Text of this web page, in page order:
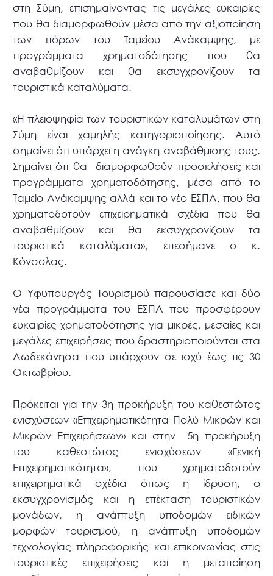
στη Σύμη, επισημαίνοντας τις μεγάλες ευκαιρίες
που θα διαμορφωθούν μέσα από την αξιοποίηση
των πόρων του Ταμείου Ανάκαμψης, με
προγράμματα χρηματοδότησης που θα
αναβαθμίζουν και θα εκσυγχρονίζουν τα
τουριστικά καταλύματα.
«Η πλειοψηφία των τουριστικών καταλυμάτων στη
Σύμη είναι χαμηλής κατηγοριοποίησης. Αυτό
σημαίνει ότι υπάρχει η ανάγκη αναβάθμισης τους.
Σημαίνει ότι θα διαμορφωθούν προσκλήσεις και
προγράμματα χρηματοδότησης, μέσα από το
Ταμείο Ανάκαμψης αλλά και το νέο ΕΣΠΑ, που θα
χρηματοδοτούν επιχειρηματικά σχέδια που θα
αναβαθμίζουν και θα εκσυγχρονίζουν τα
τουριστικά καταλύματα», επεσήμανε ο κ.
Κόνσολας.
Ο Υφυπουργός Τουρισμού παρουσίασε και δύο
νέα προγράμματα του ΕΣΠΑ που προσφέρουν
ευκαιρίες χρηματοδότησης για μικρές, μεσαίες και
μεγάλες επιχειρήσεις που δραστηριοποιούνται στα
Δωδεκάνησα που υπάρχουν σε ισχύ έως τις 30
Οκτωβρίου.
Πρόκειται για την 3η προκήρυξη του καθεστώτος
ενισχύσεων «Επιχειρηματικότητα Πολύ Μικρών και
Μικρών Επιχειρήσεων» και στην 5η προκήρυξη
του καθεστώτος ενισχύσεων «Γενική
Επιχειρηματικότητα», που χρηματοδοτούν
επιχειρηματικά σχέδια όπως η ίδρυση, ο
εκσυγχρονισμός και η επέκταση τουριστικών
μονάδων, η ανάπτυξη υποδομών ειδικών
μορφών τουρισμού, η ανάπτυξη υποδομών
τεχνολογίας πληροφορικής και επικοινωνίας στις
τουριστικές επιχειρήσεις και η μεταποίηση